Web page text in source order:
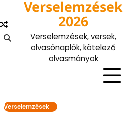
content
Verselemzések
2026
Verselemzések, versek,
olvasónaplók, kötelező
olvasmányok
Verselemzések